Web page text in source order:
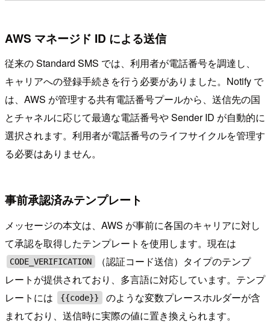
AWS マネージド ID による送信
従来の Standard SMS では、利用者が電話番号を調達し、
キャリアへの登録手続きを行う必要がありました。Notify で
は、AWS が管理する共有電話番号プールから、送信先の国
とチャネルに応じて最適な電話番号や Sender ID が自動的に
選択されます。利用者が電話番号のライフサイクルを管理す
る必要はありません。
事前承認済みテンプレート
メッセージの本文は、AWS が事前に各国のキャリアに対し
て承認を取得したテンプレートを使用します。現在は
CODE_VERIFICATION
（認証コード送信）タイプのテンプ
レートが提供されており、多言語に対応しています。テンプ
レートには
{{code}}
のような変数プレースホルダーが含
まれており、送信時に実際の値に置き換えられます。